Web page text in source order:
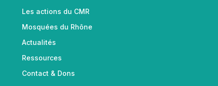
Les actions du CMR
Mosquées du Rhône
Actualités
Ressources
Contact & Dons